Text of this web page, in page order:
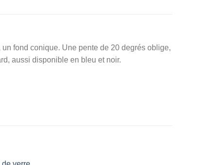
fond conique. Une pente de 20 degrés oblige,
aussi disponible en bleu et noir.